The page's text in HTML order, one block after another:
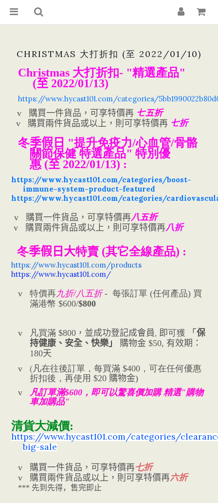
CHRISTMAS 大打折扣 (至 2022/01/10)
Christmas 大打折扣- "精選產品"
(至 2022/01/13)
https://www.hycast101.com/categories/
v 購買一件貨品，可享特價再 七五折
v
購買兩件貨品或以上 ，則可享特價再 七折
冬季假日 "提升免疫力/心血管/骨骼
關節保健 特選產品" 特別優
惠 (至 2022/01/13) :
https://www.hycast101.com/categories/boost-
immune-system-product-featured
https://www.hycast101.com/categories/
v 購買一件貨品，可享特價再八五折
v
購買兩件貨品或以上 ，則可享特價再八折
冬季假日大特賣 (其它全線產品) :
https://www.hycast101.com/products
https://www.hycast101.com/
v 特價再九折/八五折 - 每張訂單 (任何產品) 買
滿港幣 $600/$800
v 凡買滿 $800，並成功登記成會員, 即可獲 「保
持健康、安全、快樂」
購物金$50, 有效期：
180天
v(凡在往後訂單，每買滿 $400，可在任何優惠
折扣後，再使用 $20 購物金)
v
凡訂單滿$600，即可以驚喜價加購 精選"購物
車加購品"
清貨大減價:
https://www.hycast101.com/categories/
big-sale
v 購買一件貨品，可享特價再七折
v 購買兩件貨品或以上，則可享特價再六折
*** 先到先得，售完即止